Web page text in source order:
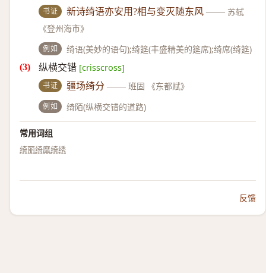
书证 新诗绮语亦安用?相与变灭随东风 —— 苏轼
《登州海市》
例如 绮语(美妙的语句);绮筵(丰盛精美的筵席);绮席(绮筵)
纵横交错 [crisscross]
书证 疆场绮分 —— 班固 《东都赋》
例如 绮陌(纵横交错的道路)
常用词组
绮丽绮靡绮绣
反馈